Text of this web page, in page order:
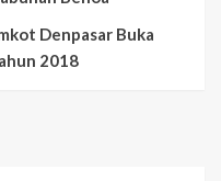
Denpasar Buka
2018